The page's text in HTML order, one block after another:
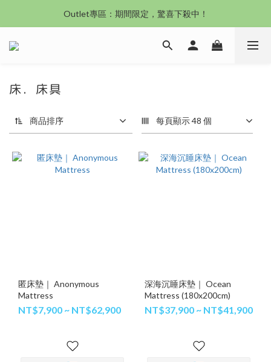
沙發新登場｜想躺就躺，頭等艙到商務艙一次擁有
Outlet專區：期間限定，驚喜下殺中！
沙發新登場｜想躺就躺，頭等艙到商務艙一次擁有
床．床具
商品排序 每頁顯示 48 個
匿床墊｜ Anonymous
Mattress
NT$7,900 ~ NT$62,900
深海沉睡床墊｜ Ocean
Mattress (180x200cm)
NT$37,900 ~ NT$41,900